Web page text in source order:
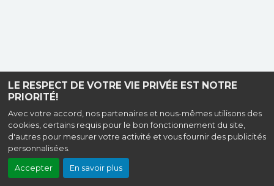
LE RESPECT DE VOTRE VIE PRIVÉE EST NOTRE
PRIORITÉ!
Avec votre accord, nos partenaires et nous-mêmes utilisons des
cookies, certains requis pour le bon fonctionnement du site,
d'autres pour mesurer votre activité et vous fournir des publicités
personnalisées.
Accepter En savoir plus